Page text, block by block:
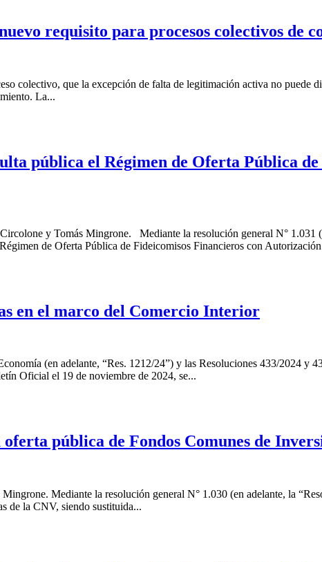
requisito para procesos colectivos de
colectivo, que la excepción de falta de legitimación activa no puede
La...
pública el Régimen de Oferta Pública
y Tomás Mingrone. Mediante la resolución general N° 1.031
de Oferta Pública de Fideicomisos Financieros con
en el marco del Comercio Interior
(en adelante, “Res. 1212/24”) y las Resoluciones 433/2024 y
Oficial el 19 de noviembre de 2024, se...
pública de Fondos Comunes de
Mediante la resolución general N° 1.030 (en adelante, la
de la CNV, siendo sustituida...